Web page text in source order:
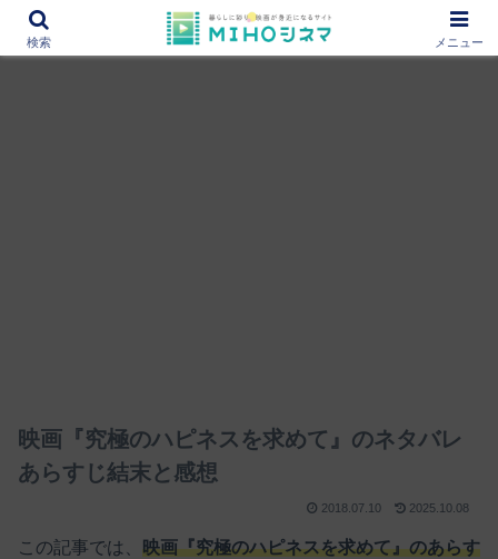
12000作品を紹介！あなたの映画図書館『MIHOシネマ』
映画『究極のハピネスを求めて』のネタバレ
あらすじ結末と感想
2018.07.10 2025.10.08
この記事では、 映画『究極のハピネスを求めて』のあらす
検索 メニュー